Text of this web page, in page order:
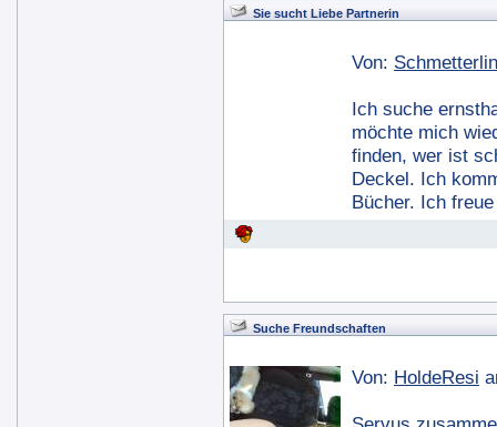
Sie sucht Liebe Partnerin
Von:
Ich suche
möchte mich
finden, wer ist
Deckel. Ich
Bücher. Ich
Suche Freundschaften
Von: HoldeResi